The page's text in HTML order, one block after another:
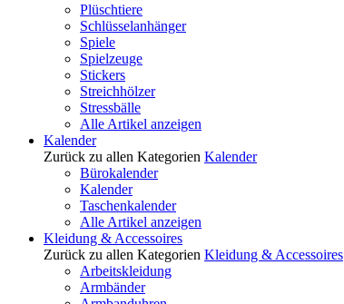
Plüschtiere
Schlüsselanhänger
Spiele
Spielzeuge
Stickers
Streichhölzer
Stressbälle
Alle Artikel anzeigen
Kalender
Zurück zu allen Kategorien Kalender
Bürokalender
Kalender
Taschenkalender
Alle Artikel anzeigen
Kleidung & Accessoires
Zurück zu allen Kategorien Kleidung & Accessoires
Arbeitskleidung
Armbänder